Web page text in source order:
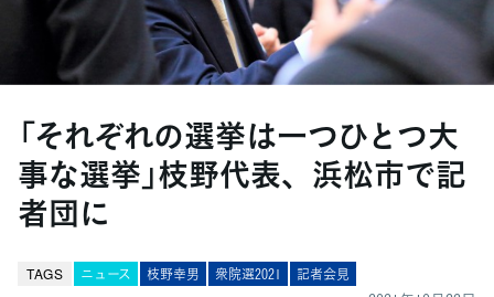
「それぞれの選挙は一つひとつ大
事な選挙」枝野代表、浜松市で記
者団に
TAGS ニュース 枝野幸男 衆院選2021 記者会見